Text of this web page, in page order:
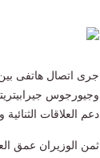
جرى اتصال هاتفى
وجيورجوس
دعم العلاقات
ثمن الوزيران عمق